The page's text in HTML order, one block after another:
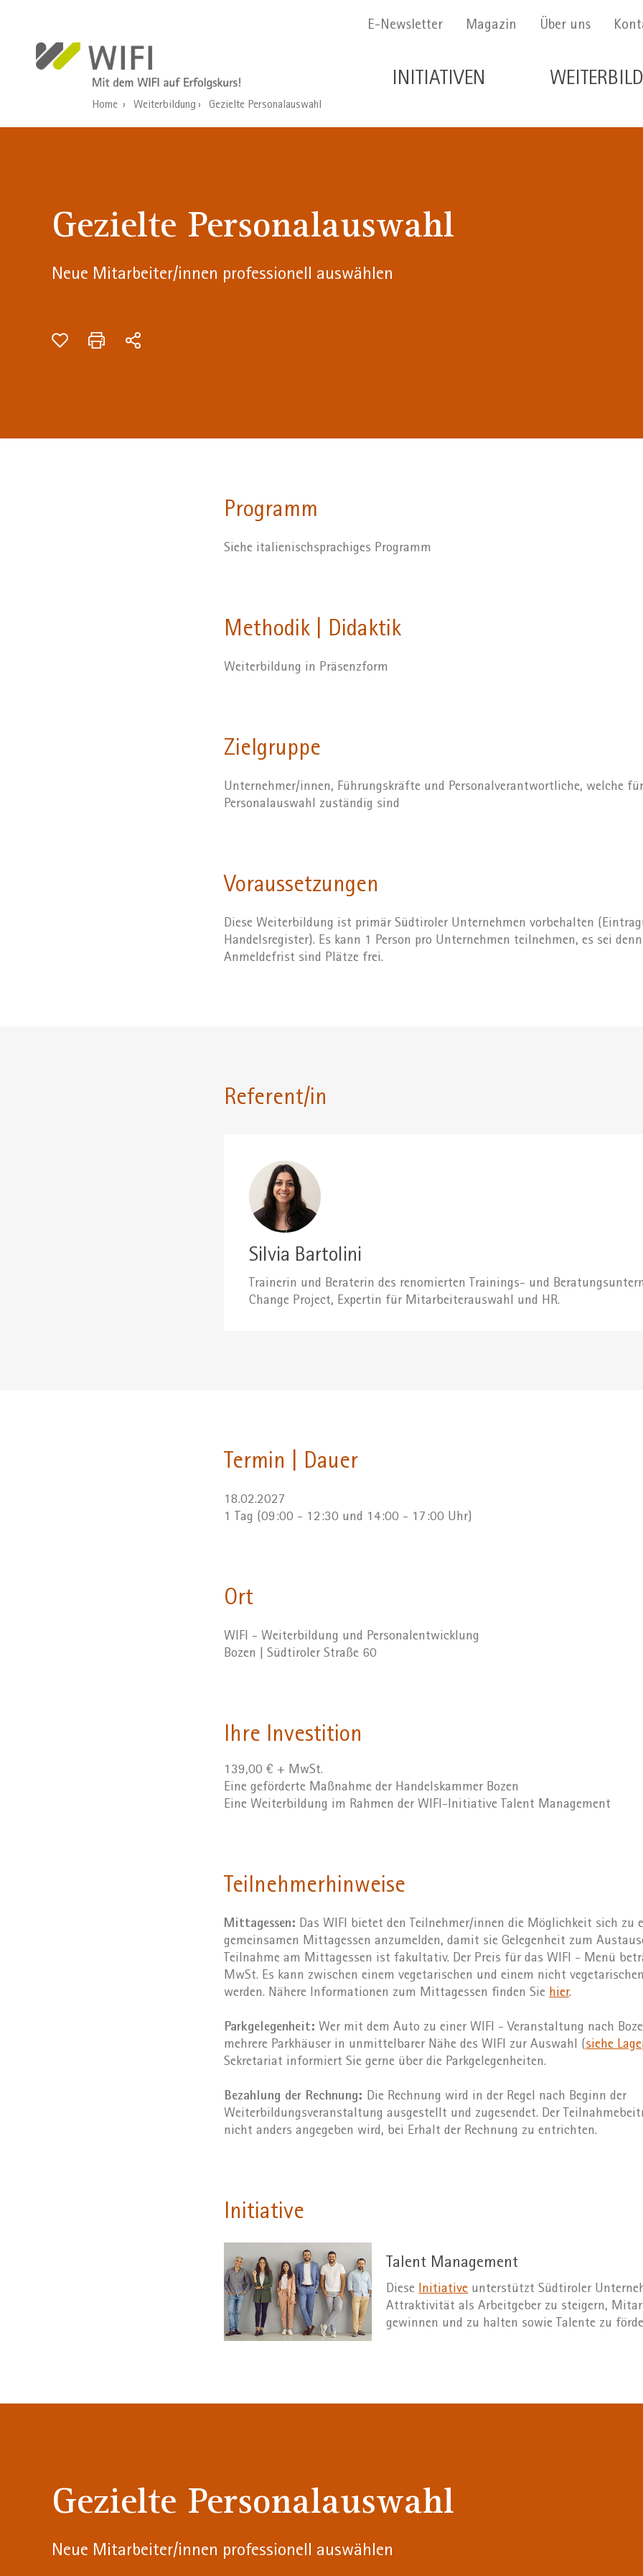
Menu Secondario
E-Newsletter Magazin Über uns
Navigazione principale de
INITIATIVEN
Home Weiterbildung Gezielte Personalauswahl
Gezielte Personalauswahl
Neue Mitarbeiter/innen professionell auswählen
Programm
Siehe italienischsprachiges Programm
Methodik | Didaktik
Weiterbildung in Präsenzform
Zielgruppe
Unternehmer/innen, Führungskräfte und Personalverantwortliche, welche
Personalauswahl zuständig sind
Voraussetzungen
Diese Weiterbildung ist primär Südtiroler Unternehmen vorbehalten
Handelsregister). Es kann 1 Person pro Unternehmen teilnehmen, es sei
Anmeldefrist sind Plätze frei.
Referent/in
Silvia Bartolini
Trainerin und Beraterin des renomierten Trainings- und
Change Project, Expertin für Mitarbeiterauswahl und HR.
Termin | Dauer
18.02.2027
1 Tag (09:00 - 12:30 und 14:00 - 17:00 Uhr)
Ort
WIFI - Weiterbildung und Personalentwicklung
Bozen | Südtiroler Straße 60
Ihre Investition
139,00 € + MwSt.
Eine geförderte Maßnahme der Handelskammer Bozen
Eine Weiterbildung im Rahmen der WIFI-Initiative Talent Management
Teilnehmerhinweise
Mittagessen: Das WIFI bietet den Teilnehmer/innen die Möglichkeit sich zu
gemeinsamen Mittagessen anzumelden, damit sie Gelegenheit zum
Teilnahme am Mittagessen ist fakultativ. Der Preis für das WIFI - Menü
MwSt. Es kann zwischen einem vegetarischen und einem nicht
werden. Nähere Informationen zum Mittagessen finden Sie hier.
Parkgelegenheit: Wer mit dem Auto zu einer WIFI - Veranstaltung nach
mehrere Parkhäuser in unmittelbarer Nähe des WIFI zur Auswahl (siehe
Sekretariat informiert Sie gerne über die Parkgelegenheiten.
Bezahlung der Rechnung: Die Rechnung wird in der Regel nach Beginn der
Weiterbildungsveranstaltung ausgestellt und zugesendet. Der
nicht anders angegeben wird, bei Erhalt der Rechnung zu entrichten.
Initiative
Talent Management
Diese Initiative unterstützt Südtiroler
Attraktivität als Arbeitgeber zu steigern,
gewinnen und zu halten sowie Talente zu
Gezielte Personalauswahl
Neue Mitarbeiter/innen professionell auswählen